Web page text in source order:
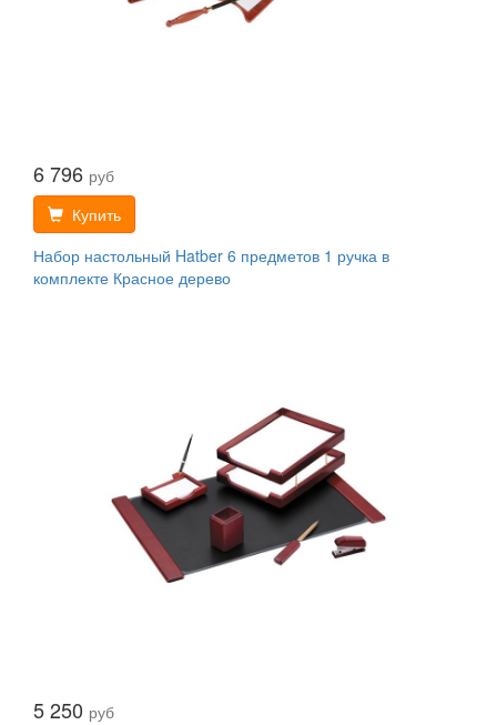
6 796 руб
Купить
Набор настольный Hatber 6 предметов 1 ручка в
комплекте Красное дерево
5 250 руб